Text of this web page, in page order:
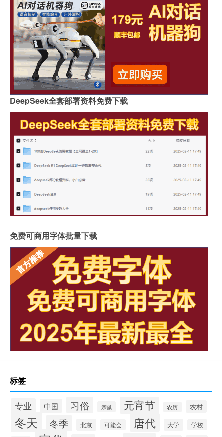
DeepSeek全套部署资料免费下载
免费可商用字体批量下载
标签
专业 中国 习俗 亲戚 元宵节 农历 农村
冬天 冬季 北京 可能会 唐代 大学 学校